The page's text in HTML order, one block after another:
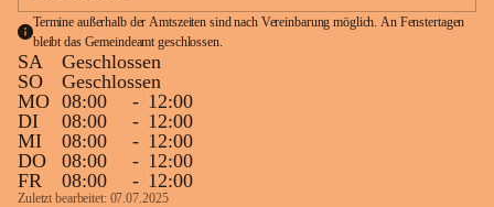
Termine außerhalb der Amtszeiten sind nach Vereinbarung möglich. An Fenstertagen
bleibt das Gemeindeamt geschlossen.
SA
Geschlossen
SO
Geschlossen
MO 08:00 - 12:00
DI
08:00 - 12:00
MI
08:00 - 12:00
DO
08:00 - 12:00
FR
08:00 - 12:00
Zuletzt bearbeitet: 07.07.2025